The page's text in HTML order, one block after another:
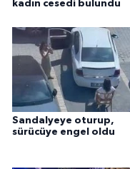
kadın cesedi bulundu
Sandalyeye oturup,
sürücüye engel oldu